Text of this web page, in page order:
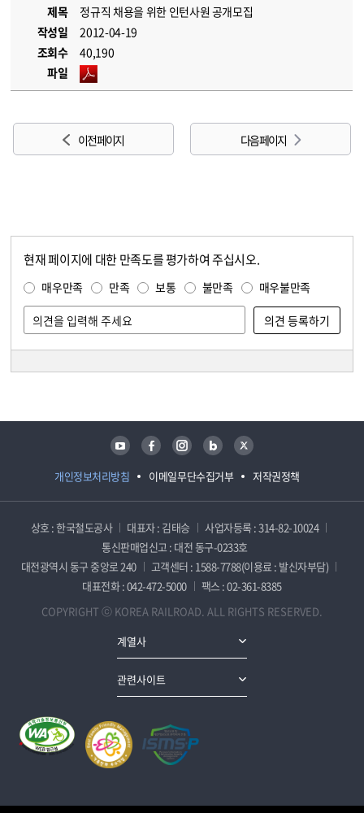
제목
정규직 채용을 위한 인턴사원 공개모집
작성일
2012-04-19
조회수
40,190
파일
이전 페이지 다음 페이지
현재 페이지에 대한 만족도를 평가하여 주십시오.
매우만족 만족 보통 불만족 매우불만족
개인정보처리방침 이메일무단수집거부 저작권정책
유튜브 페이스북 인스타그램 블로그 트위터
상호 : 한국철도공사 대표자 : 김태승
사업자등록 : 314-82-10024
통신판매업신고 : 대전 동구-0233호
대전광역시 동구 중앙로 240
고객센터 : 1588-7788(이용료 : 발신자부담)
대표전화 : 042-472-5000
팩스 : 02-361-8385
COPYRIGHT ⓒ KOREA RAILROAD. ALL RIGHTS RESERVED.
계열사
관련사이트